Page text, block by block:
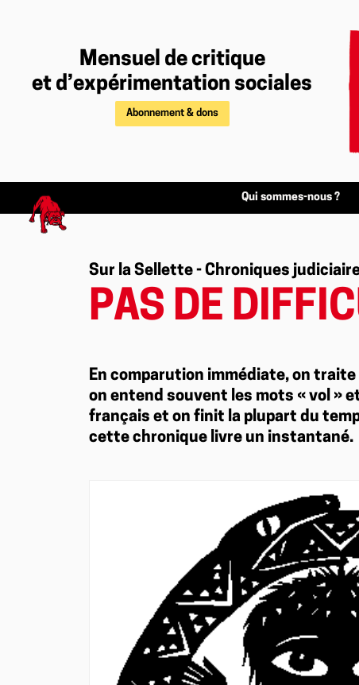
Mensuel de critique
et d’expérimentation sociales
Abonnement & dons
Qui sommes-nous ?
Sur la Sellette - Chroniques
PAS DE
En comparution immédiate, on
on entend souvent les mots « vol »
français et on finit la plupart du
cette chronique livre un instantané.